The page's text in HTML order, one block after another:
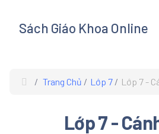
Sách Giáo Khoa Online
Trang Chủ Lớp 7 Lớp 7 -
Lớp 7 -